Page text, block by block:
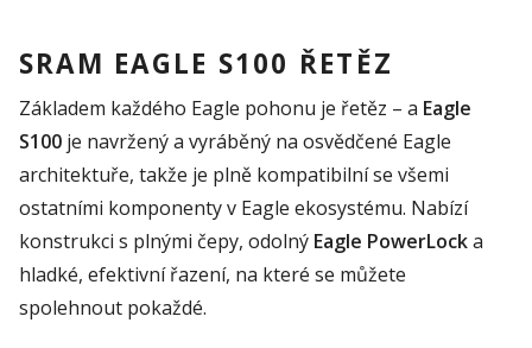
SRAM EAGLE S100 ŘETĚZ
Základem každého Eagle pohonu je řetěz – a Eagle
S100 je navržený a vyráběný na osvědčené Eagle
architektuře, takže je plně kompatibilní se všemi
ostatními komponenty v Eagle ekosystému. Nabízí
konstrukci s plnými čepy, odolný Eagle PowerLocka
hladké, efektivní řazení, na které se můžete
spolehnout pokaždé.